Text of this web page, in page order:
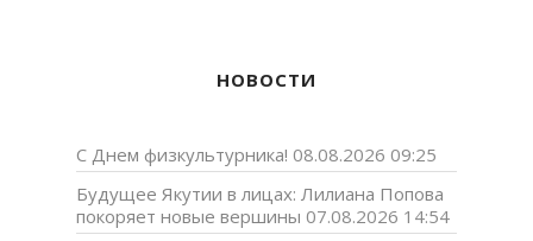
НОВОСТИ
С Днем физкультурника! 08.08.2026 09:25
Будущее Якутии в лицах: Лилиана Попова
покоряет новые вершины 07.08.2026 14:54